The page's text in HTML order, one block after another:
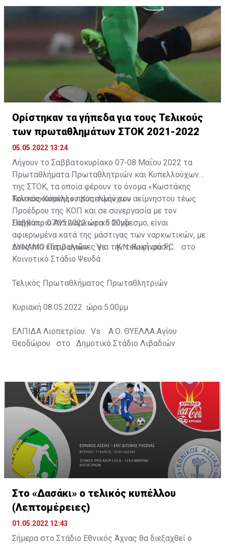
ποδοσφαίρου. Η Επιτροπή σύντομα θα έρθει σε
επαφές με ντόπιους και διεθνείς οίκους για την
εξεύρεση των κατάλληλων για την ανάθεση
διεξαγωγής και ολοκλήρωσης της εν λόγω έρευνας».
Ορίστηκαν τα γήπεδα για τους Τελικούς
των πρωταθλημάτων ΣΤΟΚ 2021-2022
05.05.2022 13:24
Λήγουν το Σαββατοκυρίακο 07-08 Μαΐου 2022 τα
Πρωταθλήματα Πρωταθλητριών και Κυπελλούχων
της ΣΤΟΚ, τα οποία φέρουν το όνομα «Κωστάκης
Κουτσοκούμνης» προς τιμήν του αείμνηστου τέως
Προέδρου της ΚΟΠ και σε συνεργασία με τον
Παγκύπριο Αντιναρκωτικό Σύνδεσμο, είναι
αφιερωμένα κατά της μάστιγας των ναρκωτικών, με
τους πιο κάτω αγώνες για την τελική φάση:
Τελικός Κυπέλλου Κυπελλούχων
Σάββατο 07.05.2022 ώρα 5.00μμ
ΔΥΝΑΜΟ Περβολιών Vs Κ.Ν. Κοφίνου F.C. στο
Κοινοτικό Στάδιο Ψευδά
Τελικός Πρωταθλήματος Πρωταθλητριών
Κυριακή 08.05.2022 ώρα 5.00μμ
ΕΛΠΙΔΑ Λιοπετρίου Vs Α.Ο. ΘΥΕΛΛΑ Αγίου
Θεοδώρου στο Δημοτικό Στάδιο Λιβαδιών
Στο «Δασάκι» ο τελικός κυπέλλου
(Λεπτομέρειες)
01.05.2022 12:43
Σήμερα στο Στάδιο Εθνικός Άχνας θα διεξαχθεί ο